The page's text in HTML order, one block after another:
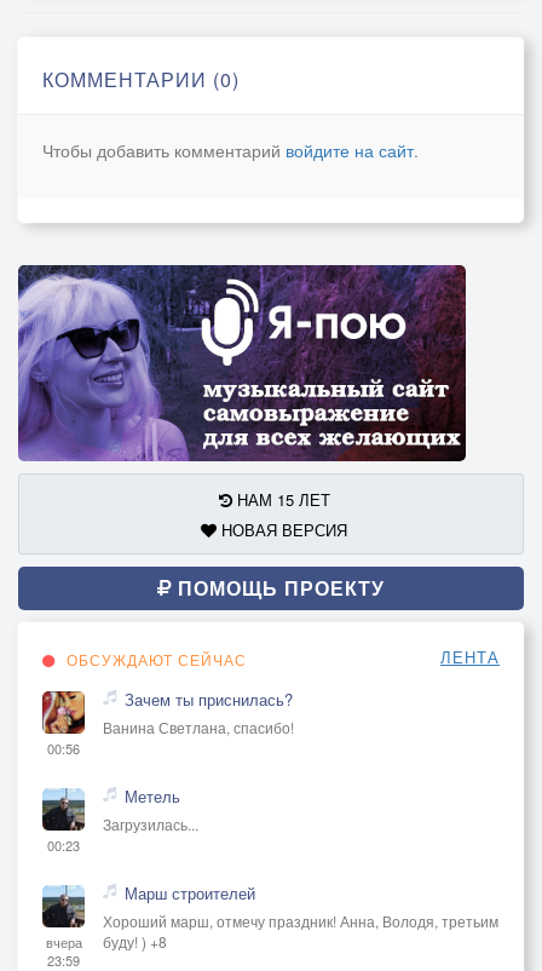
И устанут биться в окна мошки,
Притаится рядом, как клубочек,
КОММЕНТАРИИ (0)
Чтобы добавить комментарий войдите на сайт.
НАМ 15 ЛЕТ
НОВАЯ ВЕРСИЯ
ПОМОЩЬ ПРОЕКТУ
ОБСУЖДАЮТ СЕЙЧАС ЛЕНТА
00:56
Зачем ты приснилась?
Ванина Светлана, спасибо!
00:23
Метель
Загрузилась...
вчера
23:59
Марш строителей
Хороший марш, отмечу праздник! Анна, Володя, третьим
буду! ) +8